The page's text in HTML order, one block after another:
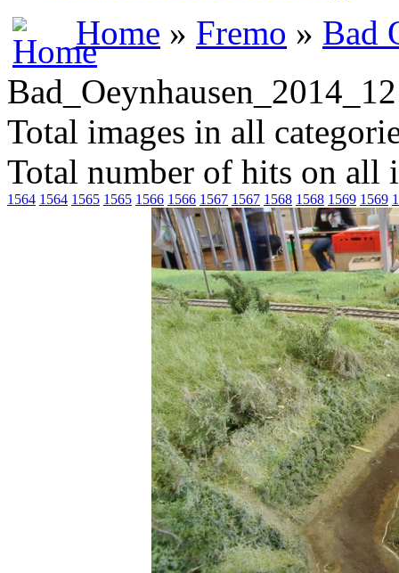
Home » Fremo » Bad
Bad_Oeynhausen_2014_12
Total images in all
Total number of hits on all
1564 1564 1565 1565 1566 1566 1567 1567 1568 1568 1569 1569